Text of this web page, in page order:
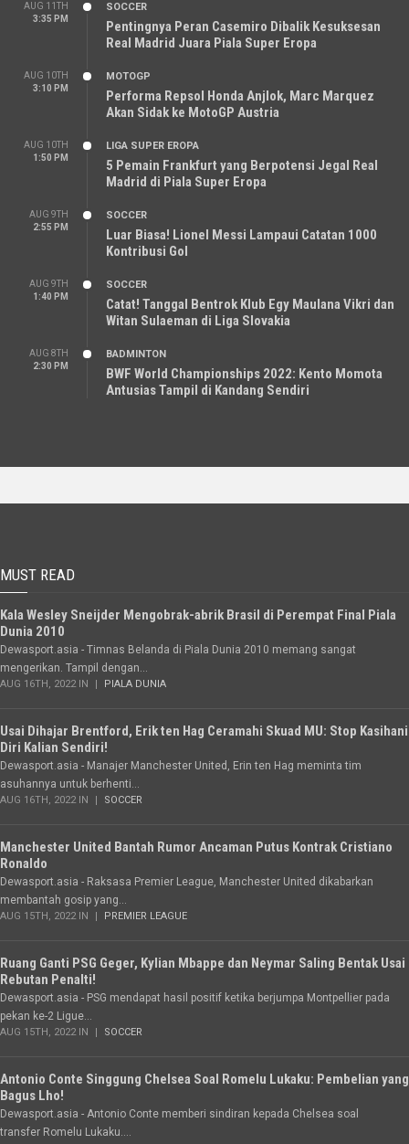
AUG 11TH
3:35 PM
SOCCER
Pentingnya Peran Casemiro Dibalik Kesuksesan
Real Madrid Juara Piala Super Eropa
AUG 10TH
3:10 PM
MOTOGP
Performa Repsol Honda Anjlok, Marc Marquez
Akan Sidak ke MotoGP Austria
AUG 10TH
1:50 PM
LIGA SUPER EROPA
5 Pemain Frankfurt yang Berpotensi Jegal Real
Madrid di Piala Super Eropa
AUG 9TH
2:55 PM
SOCCER
Luar Biasa! Lionel Messi Lampaui Catatan 1000
Kontribusi Gol
AUG 9TH
1:40 PM
SOCCER
Catat! Tanggal Bentrok Klub Egy Maulana Vikri dan
Witan Sulaeman di Liga Slovakia
AUG 8TH
2:30 PM
BADMINTON
BWF World Championships 2022: Kento Momota
Antusias Tampil di Kandang Sendiri
MUST READ
Kala Wesley Sneijder Mengobrak-abrik Brasil di Perempat Final Piala
Dunia 2010
Dewasport.asia - Timnas Belanda di Piala Dunia 2010 memang sangat
mengerikan. Tampil dengan...
AUG 16TH, 2022 IN PIALA DUNIA
Usai Dihajar Brentford, Erik ten Hag Ceramahi Skuad MU: Stop Kasihani
Diri Kalian Sendiri!
Dewasport.asia - Manajer Manchester United, Erin ten Hag meminta tim
asuhannya untuk berhenti...
AUG 16TH, 2022 IN SOCCER
Manchester United Bantah Rumor Ancaman Putus Kontrak Cristiano
Ronaldo
Dewasport.asia - Raksasa Premier League, Manchester United dikabarkan
membantah gosip yang...
AUG 15TH, 2022 IN PREMIER LEAGUE
Ruang Ganti PSG Geger, Kylian Mbappe dan Neymar Saling Bentak Usai
Rebutan Penalti!
Dewasport.asia - PSG mendapat hasil positif ketika berjumpa Montpellier pada
pekan ke-2 Ligue...
AUG 15TH, 2022 IN SOCCER
Antonio Conte Singgung Chelsea Soal Romelu Lukaku: Pembelian yang
Bagus Lho!
Dewasport.asia - Antonio Conte memberi sindiran kepada Chelsea soal
transfer Romelu Lukaku....